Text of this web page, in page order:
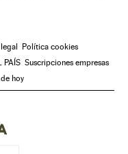
Política cookies
PAÍS Suscripciones empresas
hoy